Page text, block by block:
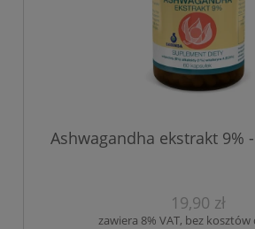
Ashwagandha ekstrakt 9%
19,90 zł
zawiera 8% VAT, bez